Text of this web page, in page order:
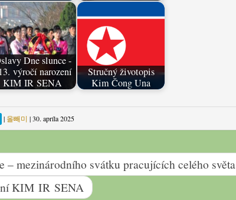
Dne slunce -
výročí narození
KIM IR SENA
Stručný životopis
Kim Čong Una
| 올빼미 |30. apríla 2025
– mezinárodního svátku pracujících celého světa
KIM IR SENA